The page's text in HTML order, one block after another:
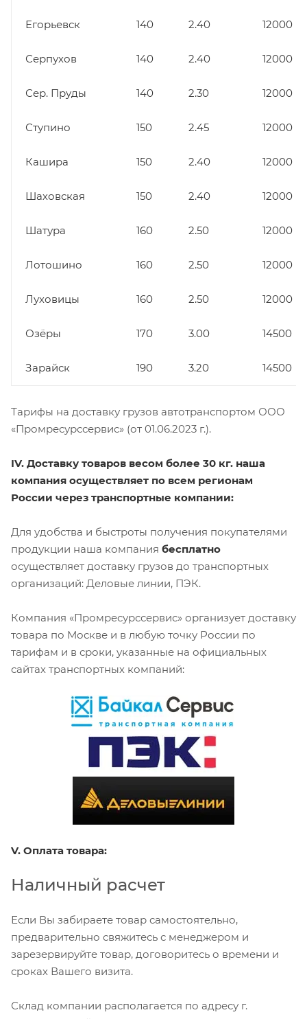
Егорьевск 140 2.40 12000
Серпухов 140 2.40 12000
Сер. Пруды 140 2.30 12000
Ступино 150 2.45 12000
Кашира 150 2.40 12000
Шаховская 150 2.40 12000
Шатура 160 2.50 12000
Лотошино 160 2.50 12000
Луховицы 160 2.50 12000
Озёры 170 3.00 14500
Зарайск 190 3.20 14500
Тарифы на доставку грузов автотранспортом ООО
«Промресурссервис» (от 01.06.2023 г.).
IV. Доставку товаров весом более 30 кг. наша
компания осуществляет по всем регионам
России через транспортные компании:
Для удобства и быстроты получения покупателями
продукции наша компания бесплатно
осуществляет доставку грузов до транспортных
организаций: Деловые линии, ПЭК.
Компания «Промресурссервис» организует доставку
товара по Москве и в любую точку России по
тарифам и в сроки, указанные на официальных
сайтах транспортных компаний:
V. Оплата товара:
Наличный расчет
Если Вы забираете товар самостоятельно,
предварительно свяжитесь с менеджером и
зарезервируйте товар, договоритесь о времени и
сроках Вашего визита.
Склад компании располагается по адресу г.